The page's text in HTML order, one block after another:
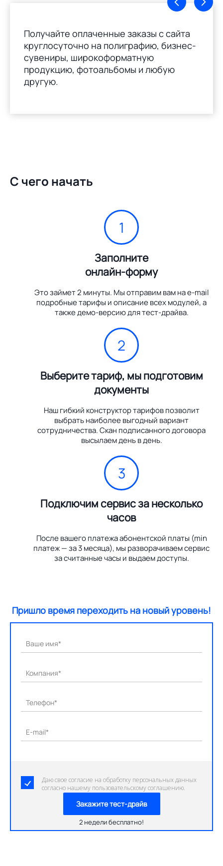
Получайте оплаченные заказы с сайта
круглосуточно на полиграфию, бизнес-
сувениры, широкоформатную
продукцию, фотоальбомы и любую
другую.
С чего начать
1
Заполните
онлайн-форму
Это займет 2 минуты. Мы отправим вам на e-mail
подробные тарифы и описание всех модулей, а
также демо-версию для тест-драйва.
2
Выберите тариф, мы подготовим
документы
Наш гибкий конструктор тарифов позволит
выбрать наиболее выгодный вариант
сотрудничества. Скан подписанного договора
высылаем день в день.
3
Подключим сервис за несколько
часов
После вашего платежа абонентской платы (min
платеж — за 3 месяца), мы разворачиваем сервис
за считанные часы и выдаем доступы.
Пришло время переходить на новый уровень!
Ваше имя*
Компания*
Телефон*
E-mail*
Даю свое согласие на обработку персональных данных
согласно нашему пользовательскому соглашению.
Закажите тест-драйв
2 недели бесплатно!